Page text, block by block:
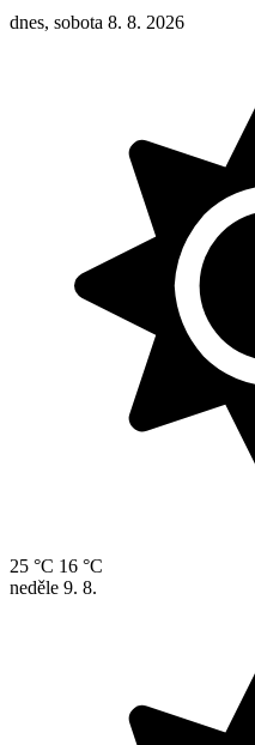
dnes, sobota 8. 8. 2026
25 °C 16 °C
neděle 9. 8.